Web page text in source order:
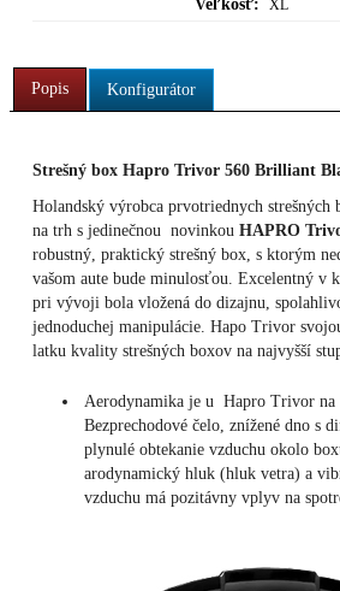
Veľkosť: XL
Popis Konfigurátor
Strešný box Hapro Trivor 560 Brilliant
Holandský výrobca prvotriednych strešných
na trh s jedinečnou novinkouHAPRO
robustný, praktický strešný box, s ktorým
vašom aute bude minulosťou. Excelentný v
pri vývoji bola vložená do dizajnu,
jednoduchej manipulácie. Hapo Trivor
latku kvality strešných boxov na najvyšší
Aerodynamika je u Hapro Trivor na
Bezprechodové čelo, znížené dno s
plynulé obtekanie vzduchu okolo
arodynamický hluk (hluk vetra) a
vzduchu má pozitávny vplyv na